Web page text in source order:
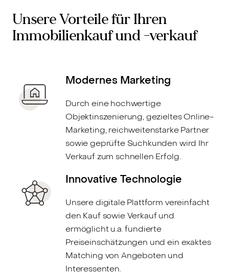
Unsere Vorteile für Ihren
Immobilienkauf und -verkauf
Modernes Marketing
Durch eine hochwertige
Objektinszenierung, gezieltes Online-
Marketing, reichweitenstarke Partner
sowie geprüfte Suchkunden wird Ihr
Verkauf zum schnellen Erfolg.
Innovative Technologie
Unsere digitale Plattform vereinfacht
den Kauf sowie Verkauf und
ermöglicht u.a. fundierte
Preiseinschätzungen und ein exaktes
Matching von Angeboten und
Interessenten.